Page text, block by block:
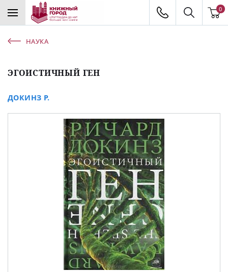
0
НАУКА
ЭГОИСТИЧНЫЙ ГЕН
ДОКИНЗ Р.